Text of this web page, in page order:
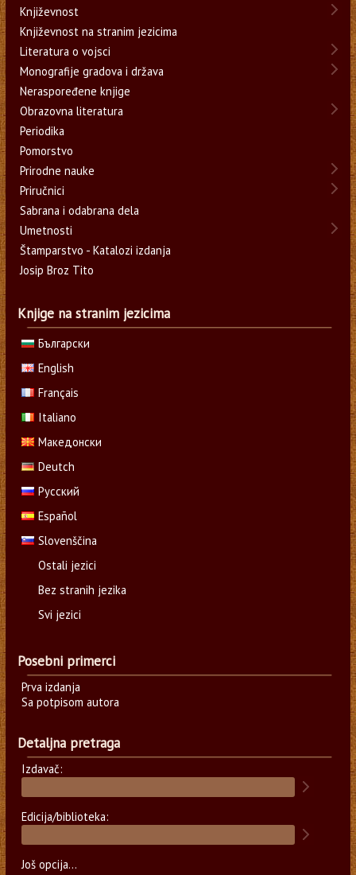
Književnost
Književnost na stranim jezicima
Literatura o vojsci
Monografije gradova i država
Neraspoređene knjige
Obrazovna literatura
Periodika
Pomorstvo
Prirodne nauke
Priručnici
Sabrana i odabrana dela
Umetnosti
Štamparstvo - Katalozi izdanja
Josip Broz Tito
Knjige na stranim jezicima
Български
English
Français
Italiano
Македонски
Deutch
Русский
Español
Slovenščina
Ostali jezici
Bez stranih jezika
Svi jezici
Posebni primerci
Prva izdanja
Sa potpisom autora
Detaljna pretraga
Izdavač:
Edicija/biblioteka:
Još opcija...